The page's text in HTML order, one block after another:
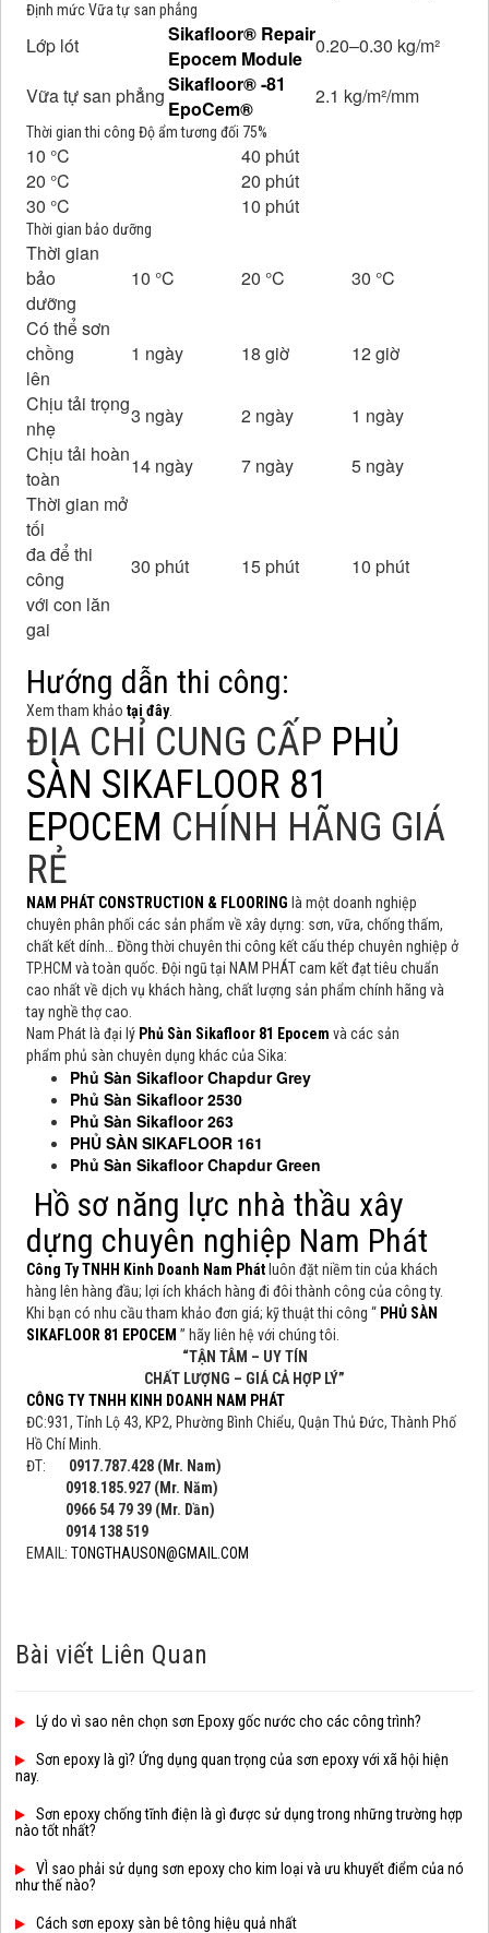
Định mức Vữa tự san phẳng
Lớp lót
Sikafloor® Repair
Epocem Module
0.20–0.30 kg/m²
Vữa tự san phẳngSikafloor® -81
EpoCem®
2.1 kg/m²/mm
Thời gian thi công Độ ẩm tương đối 75%
10 °C
40 phút
20 °C
20 phút
30 °C
10 phút
Thời gian bảo dưỡng
Thời gian
bảo
dưỡng
10 °C 20 °C
30 °C
Có thể sơn
chồng
lên
1 ngày 18 giờ
12 giờ
Chịu tải trọng
nhẹ
3 ngày 2 ngày
1 ngày
Chịu tải hoàn
toàn
14 ngày 7 ngày
5 ngày
Thời gian mở
tối
đa để thi
công
với con lăn
gai
30 phút 15 phút 10 phút
Hướng dẫn thi công:
Xem tham khảotại đây.
ĐỊA CHỈ CUNG CẤP PHỦ
SÀN SIKAFLOOR 81
EPOCEM CHÍNH HÃNG GIÁ
RẺ
NAM PHÁT CONSTRUCTION & FLOORING là một doanh nghiệp
chuyên phân phối các sản phẩm về xây dựng: sơn, vữa, chống thấm,
chất kết dính… Đồng thời chuyên thi công kết cấu thép chuyên nghiệp ở
TP.HCM và toàn quốc. Đội ngũ tại NAM PHÁT cam kết đạt tiêu chuẩn
cao nhất về dịch vụ khách hàng, chất lượng sản phẩm chính hãng và
tay nghề thợ cao.
Nam Phát là đại lý Phủ Sàn Sikafloor 81 Epocem và các sản
phẩm phủ sàn chuyên dụng khác của Sika:
Phủ Sàn Sikafloor Chapdur Grey
Phủ Sàn Sikafloor 2530
Phủ Sàn Sikafloor 263
PHỦ SÀN SIKAFLOOR 161
Phủ Sàn Sikafloor Chapdur Green
Hồ sơ năng lực nhà thầu xây
dựng chuyên nghiệp Nam Phát
Công Ty TNHH Kinh Doanh Nam Phát luôn đặt niềm tin của khách
hàng lên hàng đầu; lợi ích khách hàng đi đôi thành công của công ty.
Khi bạn có nhu cầu tham khảo đơn giá; kỹ thuật thi công “ PHỦ SÀN
SIKAFLOOR 81 EPOCEM ” hãy liên hệ với chúng tôi.
“TẬN TÂM – UY TÍN
CHẤT LƯỢNG – GIÁ CẢ HỢP LÝ”
CÔNG TY TNHH KINH DOANH NAM PHÁT
ĐC:931, Tỉnh Lộ 43, KP2, Phường Bình Chiểu, Quận Thủ Đức, Thành Phố
Hồ Chí Minh.
ĐT: 0917.787.428 (Mr. Nam)
0918.185.927 (Mr. Năm)
0966 54 79 39 (Mr. Dần)
0914 138 519
EMAIL:TONGTHAUSON@GMAIL.COM
Bài viết Liên Quan
Lý do vì sao nên chọn sơn Epoxy gốc nước cho các công trình?
Sơn epoxy là gì? Ứng dụng quan trọng của sơn epoxy với xã hội hiện
nay.
Sơn epoxy chống tĩnh điện là gì được sử dụng trong những trường hợp
nào tốt nhất?
VÌ sao phải sử dụng sơn epoxy cho kim loại và ưu khuyết điểm của nó
như thế nào?
Cách sơn epoxy sàn bê tông hiệu quả nhất